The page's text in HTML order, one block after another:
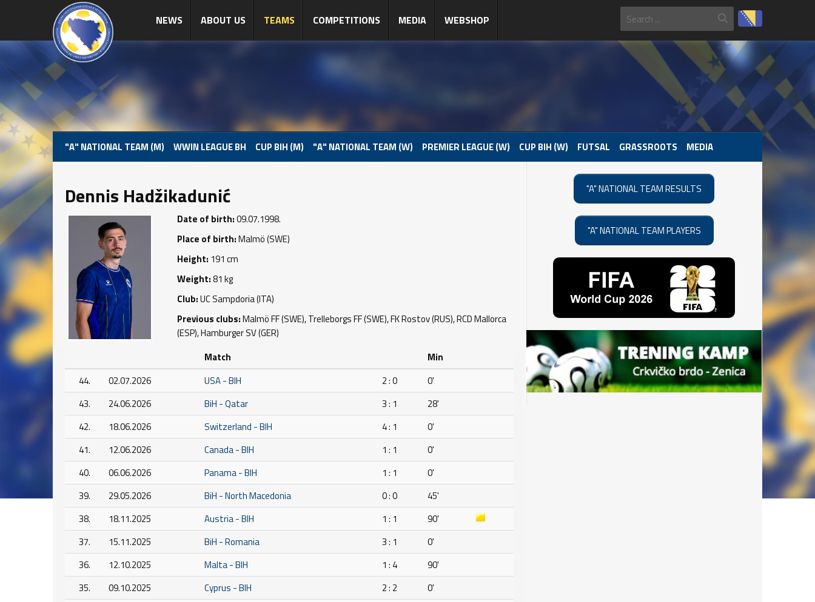
NEWS ABOUT US TEAMS COMPETITIONS MEDIA WEBSHOP
"A" NATIONAL TEAM (M) WWIN LEAGUE BH CUP BIH (M) "A" NATIONAL TEAM (W) PREMIER LEAGUE (W) CUP BIH (W) FUTSAL GRASSROOTS MEDIA
Dennis Hadžikadunić
Date of birth:09.07.1998.
Place of birth:Malmö (SWE)
Height: 191 cm
Weight:81 kg
Club:UC Sampdoria (ITA)
Previous clubs:Malmö FF (SWE), Trelleborgs FF (SWE), FK Rostov (RUS), RCD Mallorca
(ESP), Hamburger SV (GER)
Match
Min
44.
02.07.2026 USA - BIH 2 : 0
0'
43.
24.06.2026 BiH - Qatar 3 : 1
28'
42.
18.06.2026 Switzerland - BIH 4 : 1
0'
41.
12.06.2026 Canada - BIH 1 : 1
0'
40.
06.06.2026 Panama - BIH 1 : 1
0'
39.
29.05.2026 BiH - North Macedonia 0 : 0
45'
38.
18.11.2025 Austria - BIH 1 : 1
90'
37.
15.11.2025 BiH - Romania 3 : 1
0'
36.
12.10.2025 Malta - BIH 1 : 4
90'
35.
09.10.2025 Cyprus - BIH 2 : 2
0'
"A" NATIONAL TEAM RESULTS
"A" NATIONAL TEAM PLAYERS